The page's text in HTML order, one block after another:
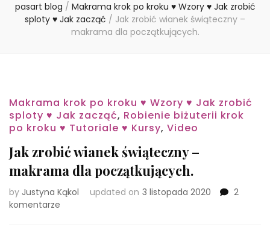
pasart blog / Makrama krok po kroku ♥ Wzory ♥ Jak zrobić
sploty ♥ Jak zacząć / Jak zrobić wianek świąteczny –
makrama dla początkujących.
Makrama krok po kroku ♥ Wzory ♥ Jak zrobić
sploty ♥ Jak zacząć, Robienie biżuterii krok
po kroku ♥ Tutoriale ♥ Kursy, Video
Jak zrobić wianek świąteczny –
makrama dla początkujących.
by Justyna Kąkol updated on 3 listopada 2020
2
komentarze